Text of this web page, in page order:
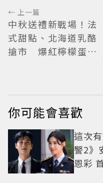
← 上一篇
中秋送禮新戰場！法
式甜點、北海道乳酪
搶市 爆紅檸檬蛋糕
你可能會喜歡
這次
警2》
恩彩